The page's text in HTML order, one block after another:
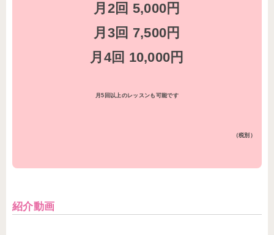
月2回 5,000円
月3回 7,500円
月4回 10,000円
月5回以上のレッスンも可能です
（税別）
紹介動画